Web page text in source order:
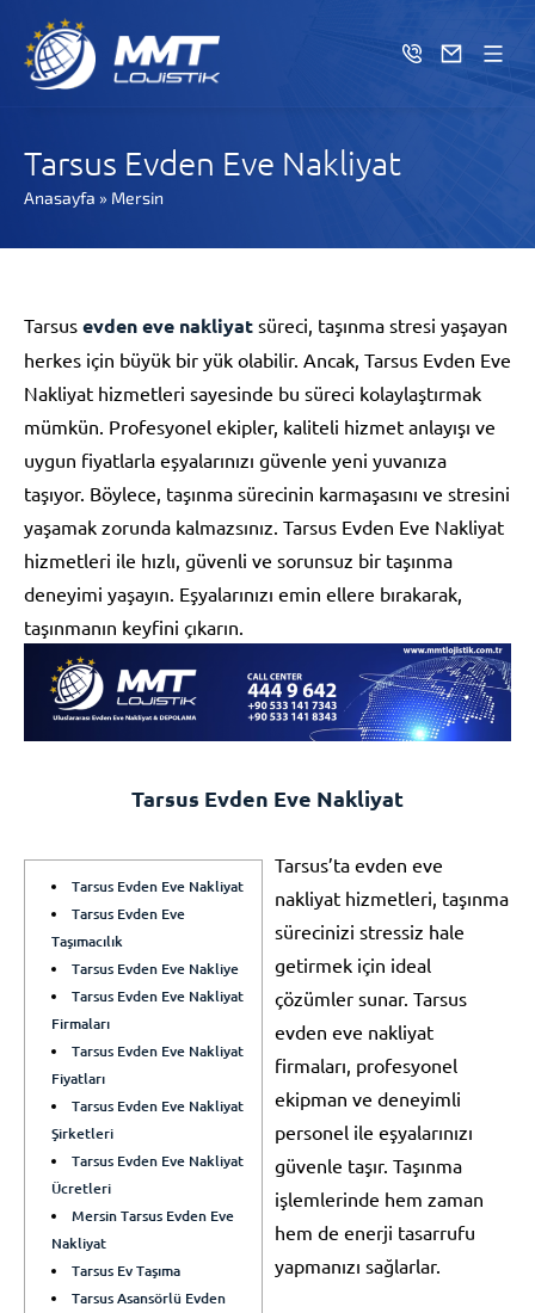
Tarsus Evden Eve Nakliyat
Anasayfa » Mersin
Tarsus evden eve nakliyat süreci, taşınma stresi yaşayan
herkes için büyük bir yük olabilir. Ancak, Tarsus Evden Eve
Nakliyat hizmetleri sayesinde bu süreci kolaylaştırmak
mümkün. Profesyonel ekipler, kaliteli hizmet anlayışı ve
uygun fiyatlarla eşyalarınızı güvenle yeni yuvanıza
taşıyor. Böylece, taşınma sürecinin karmaşasını ve stresini
yaşamak zorunda kalmazsınız. Tarsus Evden Eve Nakliyat
hizmetleri ile hızlı, güvenli ve sorunsuz bir taşınma
deneyimi yaşayın. Eşyalarınızı emin ellere bırakarak,
taşınmanın keyfini çıkarın.
Tarsus Evden Eve Nakliyat
Tarsus Evden Eve Nakliyat
Tarsus Evden Eve
Taşımacılık
Tarsus Evden Eve Nakliye
Tarsus Evden Eve Nakliyat
Firmaları
Tarsus Evden Eve Nakliyat
Fiyatları
Tarsus Evden Eve Nakliyat
Şirketleri
Tarsus Evden Eve Nakliyat
Ücretleri
Mersin Tarsus Evden Eve
Nakliyat
Tarsus Ev Taşıma
Tarsus Asansörlü Evden
Tarsus’ta evden eve
nakliyat hizmetleri, taşınma
sürecinizi stressiz hale
getirmek için ideal
çözümler sunar. Tarsus
evden eve nakliyat
firmaları, profesyonel
ekipman ve deneyimli
personel ile eşyalarınızı
güvenle taşır. Taşınma
işlemlerinde hem zaman
hem de enerji tasarrufu
yapmanızı sağlarlar.